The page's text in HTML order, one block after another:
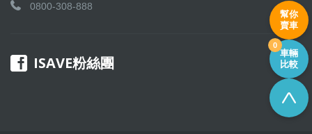
0800-308-888
ISAVE粉絲團
幫你
賣車
車輛
比較
0